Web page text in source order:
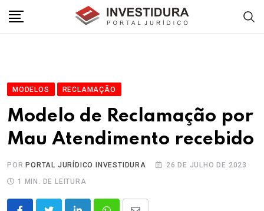
MODELOS RECLAMAÇÃO
Modelo de Reclamação por
Mau Atendimento recebido
POR PORTAL JURÍDICO INVESTIDURA
26 DE JULHO DE 2023
1 MIN. DE LEITURA